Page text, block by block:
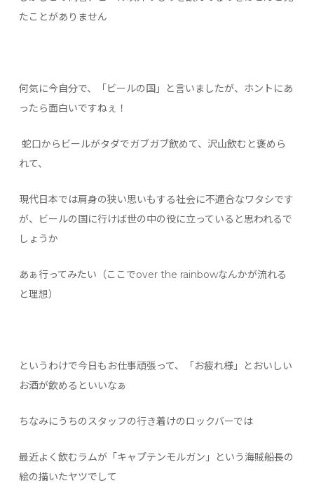
たことがありません
何気に今自分で、「ビールの国」と言いましたが、ホントにあ
ったら面白いですねぇ！
蛇口からビールがタダでガブガブ飲めて、沢山飲むと褒めら
れて、
現代日本では肩身の狭い思いもする社会に不適合なワタシです
が、ビールの国に行けば世の中の役に立っていると思われるで
しょうか
あぁ行ってみたい（ここでover the rainbowなんかが流れる
と理想）
というわけで今日もお仕事頑張って、「お疲れ様」とおいしい
お酒が飲めるといいなぁ
ちなみにうちのスタッフの行き着けのロックバーでは
最近よく飲むラムが「キャプテンモルガン」という海賊船長の
絵の描いたヤツでして